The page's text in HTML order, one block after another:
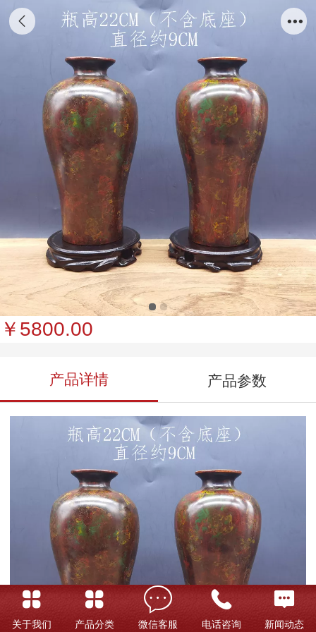
大师王宗秀漆艺花瓶（一对2个）
￥5800.00
产品详情 产品参数
关于我们 产品分类 微信客服 电话咨询 新闻动态